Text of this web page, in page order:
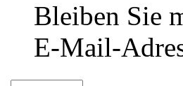
Bleiben Sie
E-Mail-